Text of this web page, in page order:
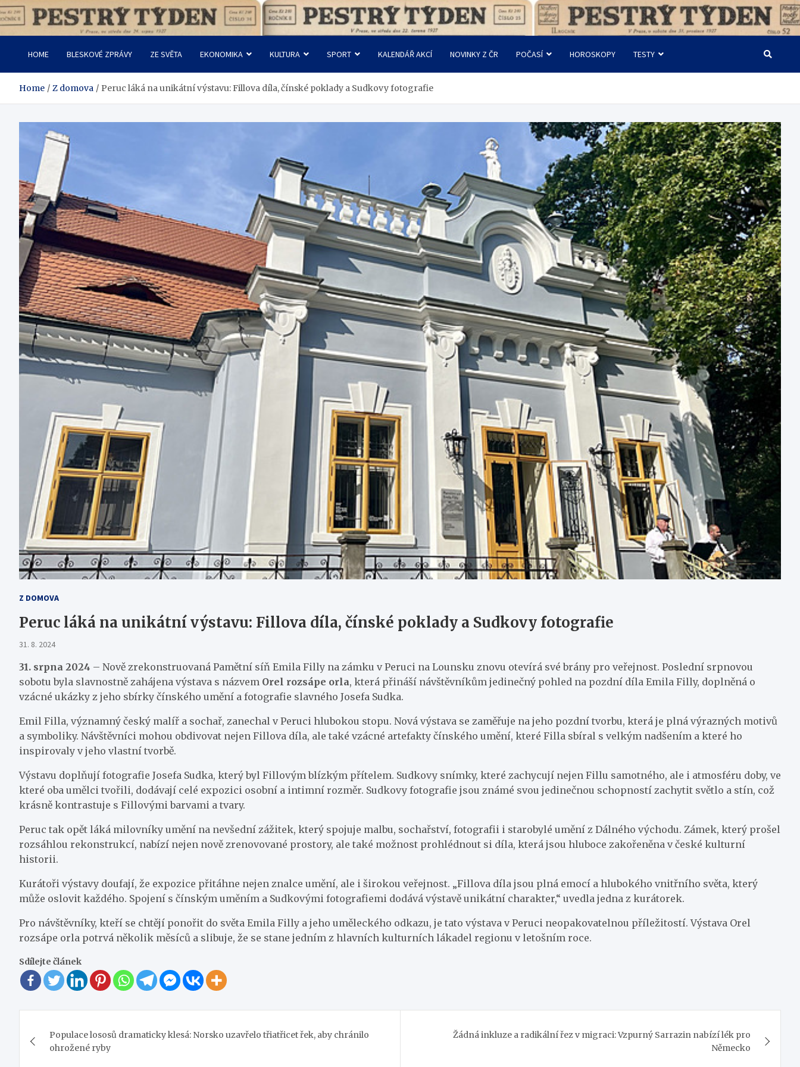
Skip
to
Pestrý Týden
HOME BLESKOVÉ ZPRÁVY ZE SVĚTA EKONOMIKA KULTURA SPORT KALENDÁŘ AKCÍ NOVINKY Z ČR POČASÍ HOROSKOPY TESTY
Home Z domova Peruc láká na unikátní výstavu: Fillova díla, čínské poklady a Sudkovy fotografie
Z DOMOVA
Peruc láká na unikátní výstavu: Fillova díla, čínské poklady a Sudkovy fotografie
31. 8. 2024
31. srpna 2024 – Nově zrekonstruovaná Pamětní síň Emila Filly na zámku v Peruci na Lounsku znovu otevírá své brány pro veřejnost. Poslední srpnovou
sobotu byla slavnostně zahájena výstava s názvem Orel rozsápe orla, která přináší návštěvníkům jedinečný pohled na pozdní díla Emila Filly, doplněná o
vzácné ukázky z jeho sbírky čínského umění a fotografie slavného Josefa Sudka.
Emil Filla, významný český malíř a sochař, zanechal v Peruci hlubokou stopu. Nová výstava se zaměřuje na jeho pozdní tvorbu, která je plná výrazných motivů
a symboliky. Návštěvníci mohou obdivovat nejen Fillova díla, ale také vzácné artefakty čínského umění, které Filla sbíral s velkým nadšením a které ho
inspirovaly v jeho vlastní tvorbě.
Výstavu doplňují fotografie Josefa Sudka, který byl Fillovým blízkým přítelem. Sudkovy snímky, které zachycují nejen Fillu samotného, ale i atmosféru doby, ve
které oba umělci tvořili, dodávají celé expozici osobní a intimní rozměr. Sudkovy fotografie jsou známé svou jedinečnou schopností zachytit světlo a stín, což
krásně kontrastuje s Fillovými barvami a tvary.
Peruc tak opět láká milovníky umění na nevšední zážitek, který spojuje malbu, sochařství, fotografii i starobylé umění z Dálného východu. Zámek, který prošel
rozsáhlou rekonstrukcí, nabízí nejen nově zrenovované prostory, ale také možnost prohlédnout si díla, která jsou hluboce zakořeněna v české kulturní
historii.
Kurátoři výstavy doufají, že expozice přitáhne nejen znalce umění, ale i širokou veřejnost. „Fillova díla jsou plná emocí a hlubokého vnitřního světa, který
může oslovit každého. Spojení s čínským uměním a Sudkovými fotografiemi dodává výstavě unikátní charakter,“ uvedla jedna z kurátorek.
Pro návštěvníky, kteří se chtějí ponořit do světa Emila Filly a jeho uměleckého odkazu, je tato výstava v Peruci neopakovatelnou příležitostí. Výstava Orel
rozsápe orla potrvá několik měsíců a slibuje, že se stane jedním z hlavních kulturních lákadel regionu v letošním roce.
Sdílejte článek
pro
Populace lososů dramaticky klesá: Norsko uzavřelo třiatřicet řek, aby chránilo
ohrožené ryby
Žádná inkluze a radikální řez v migraci: Vzpurný Sarrazin nabízí lék pro
Německo